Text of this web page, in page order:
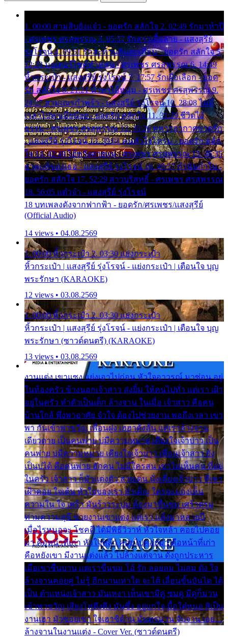
1. 00:00 สามสิบยังแจ๋ว - ยอดรัก สลักใจ 2. 02:49 รักมาห้าปี
- ศรเพชร ศรสุพรรณ 3. 05:57 รักสาวเสื้อลาย - แสงสุรีย์
รุ่งโรจน์ 4. 09:51 รักสะท้านดินสะเทือน - ยอดรัก สลักใจ 5.
12:23 มอเตอร์ไซค์ทำหล่น - ศรเพชร ศรสุพรรณ 6. 14:49
หิ้วกระเป๋า - แสงสุรีย์ รุ่งโรจน์ 7. 17:57 รักเผื่อเลือก - ยอด
รัก สลักใจ 8. 21:21 น้ำตาไอ้หนุ่ม - ศรเพชร ศรสุพรรณ 9.
24:27 สามเณรกำพร้า - แสงสุรีย์ รุ่งโรจน์ 10. 28:08 ไม่มี
เวลาไปหาเมียน้อย - ยอดรัก สลักใจ 11. 31:29 ชีวิตไอ้
ธรรม - ศรเพชร ศรสุพรรณ 12. 35:26 ทหารอากาศขาดรัก
- แสงสุรีย์ รุ่งโรจน์ 13. 39:01 คนหัวใจโทรม - ยอดรัก สลัก
ใจ 14. 42:49 ไอ้หวังตายแน่ - ศรเพชร ศรสุพรรณ 15. 46:35
ธาตุแท้ของเธอ - แสงสุรีย์ รุ่งโรจน์ 16. 49:57 กำนันกำใน -
ยอดรัก สลักใจ 17. 52:29 สาวบริสุทธิ์ - ศรเพชร ศรสุพรรณ
18. 56:05 แต๋วจ๋า - แสงสุรีย์ รุ่งโรจน์
18 บทเพลงดังจากฟากฟ้า - ยอดรัก/ศรเพชร/แสงสุรีย์
(Official Audio)
14 views • 04.08.2569
1. 00:00 หิ้วกระเป๋า 2. 03:30 แย่งกระเป๋า
หิ้วกระเป๋า | แสงสุรีย์ รุ่งโรจน์ - แย่งกระเป๋า | เตือนใจ บุญ
พระรักษา (KARAOKE)
12 views • 03.08.2569
1. 00:00 หิ้วกระเป๋า 2. 03:30 แย่งกระเป๋า
หิ้วกระเป๋า | แสงสุรีย์ รุ่งโรจน์ - แย่งกระเป๋า | เตือนใจ บุญ
พระรักษา (ซาวด์ดนตรี) (KARAOKE)
13 views • 03.08.2569
งานแต่ง เขาแซง แย่งเอาไปก่อน หัวใจอาวรณ์ มาซ่อน อยู่
ในห้องครัว ข้างนอกเจ้าสาว ส่งยิ้ม ให้คนไปทั่ว แต่เรา เฝ้า
อยู่ในครัว ทำตัวเป็นเด็ก ล้างจาน ในเมื่อ เจ้าสาว คือคน
บ้านใกล้ พึ่งพาอาศัย จำใจ ต้องไปช่วยงาน พอถึงเวลา เขา
พา กันเข้าพาขวัญ เพื่อนฝูง เฮฮาดังลั่น แต่เราล้างจาน
เดียวดาย เป็นคนพ่าย บ่มีความหมาย เคียงใจเจ้าบ่าว เป็น
คนพ่าย บ่มีความหมาย เคียงใจเจ้าบ่าว เพื่อนเจ้าสาว ยัง
เป็นบ่ได้ คือคนพ่าย ฮักคน ไม่มีใครสน เขาไม่เห็นคน ที่อยู่
ในครัว เจ้าสาว ก็มัวแต่งตัว สวยเด่น นั่งเคียงเจ้าบ่าว ที่เขา
เฝ้าคอย ใจเต้น หัวใจของเรา ลำเค็ญ ใครจะมองเห็น
ความใน ใจ เศร้า มันร้าวระบม ต้องมาขื่นขม เศร้าตรม
ท่ามความสุขี ช่วยงานเขาแต่ง แต่เรา แล้งมาหลายปี
เมื่อไรหนอจะ โชคดี ได้มีพิธีวิวาห์ หัวใจหล้า คอยไปคอย
มา คือหน้าที่เก่า หัวใจหล้า คอยไปคอยมา คือหน้าที่เก่า
คือหยังเขา มีงานแต่งแล้ว ไปล้างแต่จาน ดั่งถูกประหาร
เมื่อเขาชื่นบาน แต่เราขื่นขม โอ้ รัก ลอยลม ไม่สม ดัง ใจ
ล้างจานคอยคู่ ไม่รู้ อีกนานเท่าใด จะได้ เลื่อนขั้นบันได ได้
เป็น ตำแหน่งเจ้าสาว มันเหงา เห็นเขามีคู่ ซมดู มีคู่ก็ม่วน
เข้าพาขวัญ เสียงโห่ตึงตึง มันซึ้ง อยู่แก่ใจ มื้อใด๋หนอ สิเป็น
งานเฮา มัวซอยเขา ใจเฮาซิด้าน มันทรมาน จับจาน เอย…
ล้างจานในงานแต่ง - Cover Ver. (ซาวด์ดนตรี)